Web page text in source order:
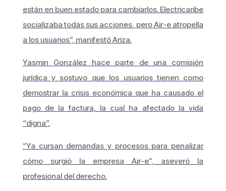
están en buen estado para cambiarlos. Electricaribe
socializaba todas sus acciones, pero Air-e atropella
a los usuarios”, manifestó Ariza.
Yasmin González hace parte de una comisión
jurídica y sostuvo que los usuarios tienen como
demostrar la crisis económica que ha causado el
pago de la factura, la cual ha afectado la vida
“digna”.
“Ya cursan demandas y procesos para penalizar
cómo surgió la empresa Air-e”, aseveró la
profesional del derecho.